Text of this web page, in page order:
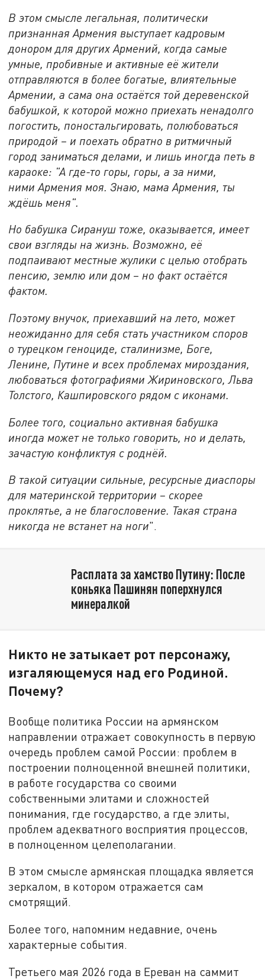
В этом смысле легальная, политически
признанная Армения выступает кадровым
донором для других Армений, когда самые
умные, пробивные и активные её жители
отправляются в более богатые, влиятельные
Армении, а сама она остаётся той деревенской
бабушкой, к которой можно приехать ненадолго
погостить, поностальгировать, полюбоваться
природой – и поехать обратно в ритмичный
город заниматься делами, и лишь иногда петь в
караоке: "А где-то горы, горы, а за ними,
ними Армения моя. Знаю, мама Армения, ты
ждёшь меня".
Но бабушка Сирануш тоже, оказывается, имеет
свои взгляды на жизнь. Возможно, её
подпаивают местные жулики с целью отобрать
пенсию, землю или дом – но факт остаётся
фактом.
Поэтому внучок, приехавший на лето, может
неожиданно для себя стать участником споров
о турецком геноциде, сталинизме, Боге,
Ленине, Путине и всех проблемах мироздания,
любоваться фотографиями Жириновского, Льва
Толстого, Кашпировского рядом с иконами.
Более того, социально активная бабушка
иногда может не только говорить, но и делать,
зачастую конфликтуя с роднёй.
В такой ситуации сильные, ресурсные диаспоры
для материнской территории – скорее
проклятье, а не благословение. Такая страна
никогда не встанет на ноги".
Расплата за хамство Путину: После
коньяка Пашинян поперхнулся
минералкой
Никто не затыкает рот персонажу,
изгаляющемуся над его Родиной.
Почему?
Вообще политика России на армянском
направлении отражает совокупность в первую
очередь проблем самой России: проблем в
построении полноценной внешней политики,
в работе государства со своими
собственными элитами и сложностей
понимания, где государство, а где элиты,
проблем адекватного восприятия процессов,
в полноценном целеполагании.
В этом смысле армянская площадка является
зеркалом, в котором отражается сам
смотрящий.
Более того, напомним недавние, очень
характерные события.
Третьего мая 2026 года в Ереван на саммит